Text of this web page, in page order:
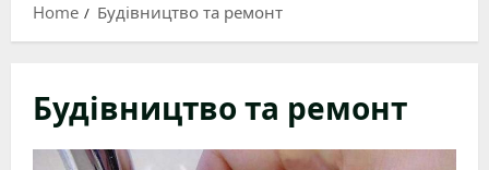
Home Будівництво та ремонт
Будівництво та ремонт